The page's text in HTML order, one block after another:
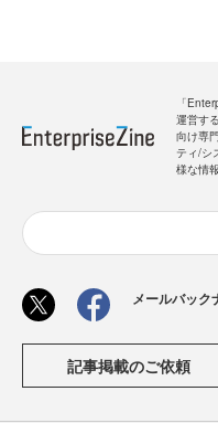
「
運営す
向け専
ティ/シ
様な情
メールバック
記事掲載のご依頼